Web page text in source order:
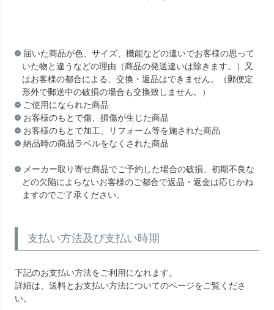
届いた商品が色、サイズ、機能などの違いでお客様の思って
いた物と違うなどの理由（商品の発送違いは除きます。）又
はお客様の都合による、交換・返品はできません。（郵便定
形外で郵送中の破損の場合も交換致しません。）
ご使用になられた商品
お客様のもとで傷、損傷が生じた商品
お客様のもとで加工、リフォーム等を施された商品
納品時の商品ラベルをなくされた商品
メーカー取り寄せ商品でご予約した場合の破損、初期不良な
どの欠陥によらないお客様のご都合で返品・返金は応じかね
ますのでご了承ください。
支払い方法及び支払い時期
下記のお支払い方法をご利用になれます。
詳細は、送料とお支払い方法についてのページをご覧くださ
い。